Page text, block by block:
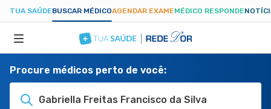
TUA SAÚDEBUSCAR MÉDICOAGENDAR EXAMEMÉDICO RESPONDE
ESPECIALIDADES
Procure médicos perto de você:
Gabriella Freitas Francisco da Silva